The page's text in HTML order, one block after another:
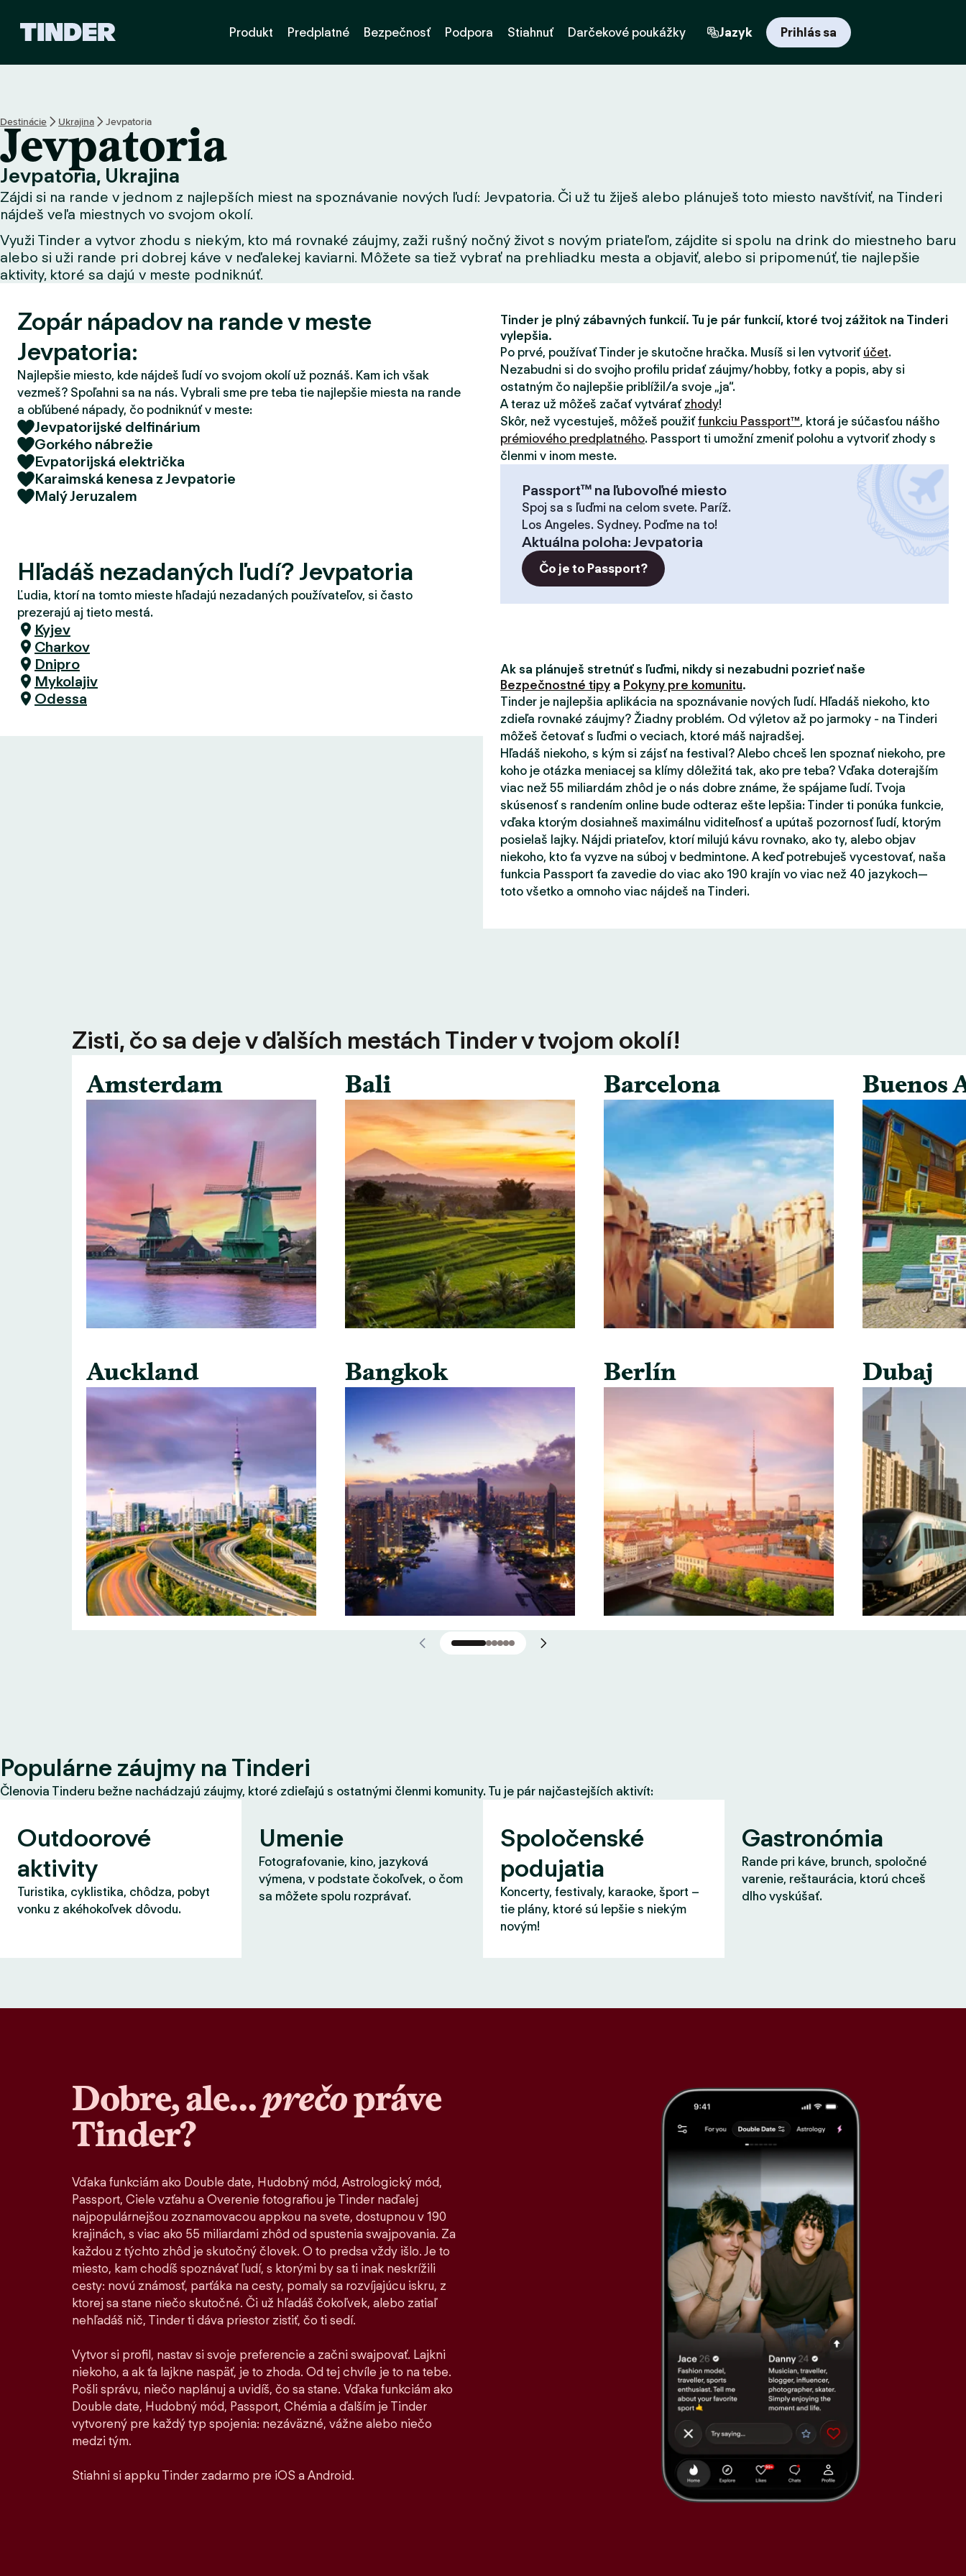
k
b
r
a
z
o
v
k
a
T
n
d
e
r
Produkt Predplatné Bezpečnosť Podpora Stiahnuť Darčekové poukážky Jazyk Prihlás sa
Destinácie Ukrajina Jevpatoria
Jevpatoria
Jevpatoria, Ukrajina
Zájdi si na rande v jednom z najlepších miest na spoznávanie nových ľudí: Jevpatoria. Či už tu žiješ alebo plánuješ toto miesto navštíviť, na Tinderi
nájdeš veľa miestnych vo svojom okolí.
Využi Tinder a vytvor zhodu s niekým, kto má rovnaké záujmy, zaži rušný nočný život s novým priateľom, zájdite si spolu na drink do miestneho baru
alebo si uži rande pri dobrej káve v neďalekej kaviarni. Môžete sa tiež vybrať na prehliadku mesta a objaviť, alebo si pripomenúť, tie najlepšie
aktivity, ktoré sa dajú v meste podniknúť.
Zopár nápadov na rande v meste
Jevpatoria:
Najlepšie miesto, kde nájdeš ľudí vo svojom okolí už poznáš. Kam ich však
vezmeš? Spoľahni sa na nás. Vybrali sme pre teba tie najlepšie miesta na rande
a obľúbené nápady, čo podniknúť v meste:
Jevpatorijské delfinárium
Gorkého nábrežie
Evpatorijská električka
Karaimská kenesa z Jevpatorie
Malý Jeruzalem
Hľadáš nezadaných ľudí? Jevpatoria
Ľudia, ktorí na tomto mieste hľadajú nezadaných používateľov, si často
prezerajú aj tieto mestá.
Kyjev
Charkov
Dnipro
Mykolajiv
Odessa
Tinder je plný zábavných funkcií. Tu je pár funkcií, ktoré tvoj zážitok na Tinderi
vylepšia.
Po prvé, používať Tinder je skutočne hračka. Musíš si len vytvoriť účet.
Nezabudni si do svojho profilu pridať záujmy/hobby, fotky a popis, aby si
ostatným čo najlepšie priblížil/a svoje „ja“.
A teraz už môžeš začať vytvárať zhody!
Skôr, než vycestuješ, môžeš použiťfunkciu Passport™, ktorá je súčasťou nášho
prémiového predplatného. Passport ti umožní zmeniť polohu a vytvoriť zhody s
členmi v inom meste.
Passport™ na ľubovoľné miesto
Spoj sa s ľuďmi na celom svete. Paríž.
Los Angeles. Sydney. Poďme na to!
Aktuálna poloha:Jevpatoria
Čo je to Passport?
Ak sa plánuješ stretnúť s ľuďmi, nikdy si nezabudni pozrieť naše
Bezpečnostné tipy a Pokyny pre komunitu.
Tinder je najlepšia aplikácia na spoznávanie nových ľudí. Hľadáš niekoho, kto
zdieľa rovnaké záujmy? Žiadny problém. Od výletov až po jarmoky - na Tinderi
môžeš četovať s ľuďmi o veciach, ktoré máš najradšej.
Hľadáš niekoho, s kým si zájsť na festival? Alebo chceš len spoznať niekoho, pre
koho je otázka meniacej sa klímy dôležitá tak, ako pre teba? Vďaka doterajším
viac než 55 miliardám zhôd je o nás dobre známe, že spájame ľudí. Tvoja
skúsenosť s randením online bude odteraz ešte lepšia: Tinder ti ponúka funkcie,
vďaka ktorým dosiahneš maximálnu viditeľnosť a upútaš pozornosť ľudí, ktorým
posielaš lajky. Nájdi priateľov, ktorí milujú kávu rovnako, ako ty, alebo objav
niekoho, kto ťa vyzve na súboj v bedmintone. A keď potrebuješ vycestovať, naša
funkcia Passport ťa zavedie do viac ako 190 krajín vo viac než 40 jazykoch—
toto všetko a omnoho viac nájdeš na Tinderi.
Zisti, čo sa deje v ďalších mestách Tinder v tvojom okolí!
Amsterdam
Auckland
Bali
Bangkok
Barcelona
Berlín
Buenos
Dubaj
Populárne záujmy na Tinderi
Členovia Tinderu bežne nachádzajú záujmy, ktoré zdieľajú s ostatnými členmi komunity. Tu je pár najčastejších aktivít:
Outdoorové
aktivity
Turistika, cyklistika, chôdza, pobyt
vonku z akéhokoľvek dôvodu.
Umenie
Fotografovanie, kino, jazyková
výmena, v podstate čokoľvek, o čom
sa môžete spolu rozprávať.
Spoločenské
podujatia
Koncerty, festivaly, karaoke, šport –
tie plány, ktoré sú lepšie s niekým
novým!
Gastronómia
Rande pri káve, brunch, spoločné
varenie, reštaurácia, ktorú chceš
dlho vyskúšať.
Dobre, ale…prečopráve
Tinder?
Vďaka funkciám ako Double date, Hudobný mód, Astrologický mód,
Passport, Ciele vzťahu a Overenie fotografiou je Tinder naďalej
najpopulárnejšou zoznamovacou appkou na svete, dostupnou v 190
krajinách, s viac ako 55 miliardami zhôd od spustenia swajpovania. Za
každou z týchto zhôd je skutočný človek. O to predsa vždy išlo. Je to
miesto, kam chodíš spoznávať ľudí, s ktorými by sa ti inak neskrížili
cesty: novú známosť, parťáka na cesty, pomaly sa rozvíjajúcu iskru, z
ktorej sa stane niečo skutočné. Či už hľadáš čokoľvek, alebo zatiaľ
nehľadáš nič, Tinder ti dáva priestor zistiť, čo ti sedí.
Vytvor si profil, nastav si svoje preferencie a začni swajpovať. Lajkni
niekoho, a ak ťa lajkne naspäť, je to zhoda. Od tej chvíle je to na tebe.
Pošli správu, niečo naplánuj a uvidíš, čo sa stane. Vďaka funkciám ako
Double date, Hudobný mód, Passport, Chémia a ďalším je Tinder
vytvorený pre každý typ spojenia: nezáväzné, vážne alebo niečo
medzi tým.
Stiahni si appku Tinder zadarmo pre iOS a Android.